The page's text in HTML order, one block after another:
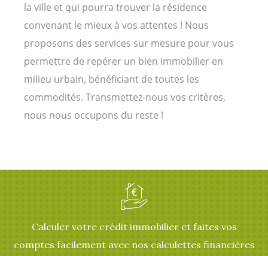
la ville et qui pourra trouver la résidence
convenant le mieux à vos attentes ! Nous
proposons des services sur mesure pour vous
permettre de repérer un bien immobilier en
milieu urbain, bénéficiant de toutes les
commodités. Transmettez-nous vos critères,
nous nous occupons du reste !
Calculer votre crédit immobilier et faites vos
comptes facilement avec nos calculettes financières